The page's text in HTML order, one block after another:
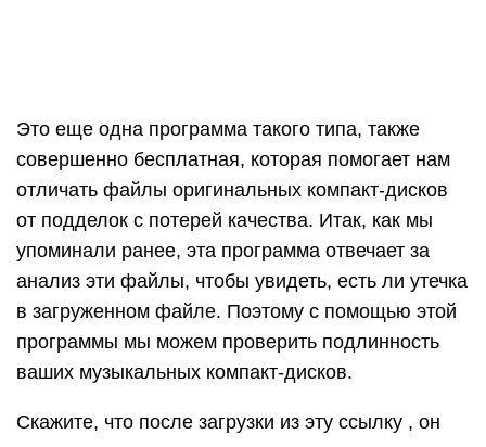
Это еще одна программа такого типа, также
совершенно бесплатная, которая помогает нам
отличать файлы оригинальных компакт-дисков
от подделок с потерей качества. Итак, как мы
упоминали ранее, эта программа отвечает за
анализ эти файлы, чтобы увидеть, есть ли утечка
в загруженном файле. Поэтому с помощью этой
программы мы можем проверить подлинность
ваших музыкальных компакт-дисков.
Скажите, что после загрузки из эту ссылку , он